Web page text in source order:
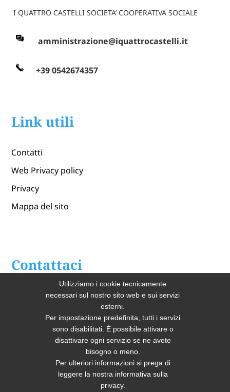
I QUATTRO CASTELLI SOCIETA’ COOPERATIVA SOCIALE
amministrazione@iquattrocastelli.it
+39 0542674357
Link utili
Contatti
Web Privacy policy
Privacy
Mappa del sito
Contattaci
Lavendaria Industriale
Utilizziamo i cookie tecnicamente
necessari sul nostro sito web e sui servizi
esterni.
Per impostazione predefinita, tutti i servizi
sono disabilitati. È possibile attivare o
disattivare ogni servizio se ne avete
bisogno o meno.
Per ulteriori informazioni si prega di
leggere la nostra informativa sulla
privacy.